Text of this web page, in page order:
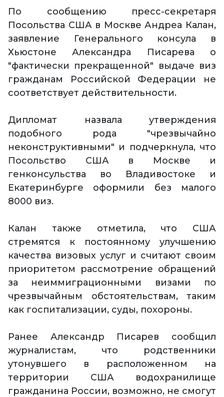
По сообщению пресс-секретаря
Посольства США в Москве Андреа Калан,
заявление Генерального консула в
Хьюстоне Александра Писарева о
"фактически прекращенной" выдаче виз
гражданам Российской Федерации не
соответствует действительности.
Дипломат назвала утверждения
подобного рода "чрезвычайно
неконструктивными" и подчеркнула, что
Посольство США в Москве и
генконсульства во Владивостоке и
Екатеринбурге оформили без малого
8000 виз.
Калан также отметила, что США
стремятся к постоянному улучшению
качества визовых услуг и считают своим
приоритетом рассмотрение обращений
за неиммиграционными визами по
чрезвычайным обстоятельствам, таким
как госпитализации, суды, похороны.
Ранее Александр Писарев сообщил
журналистам, что родственники
утонувшего в расположенном на
территории США водохранилище
гражданина России, возможно, не смогут